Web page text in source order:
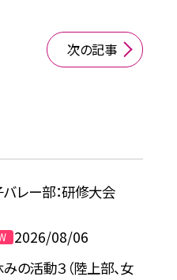
次の記事
レー部：研修大会
2026/08/06
の活動３（陸上部、女